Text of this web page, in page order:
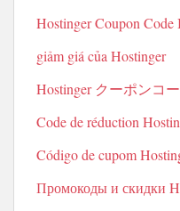
Hostinger Coupon Code
giảm giá của Hostinger
Hostinger クーポンコ
Code de réduction
Código de cupom
Промокоды и скидки